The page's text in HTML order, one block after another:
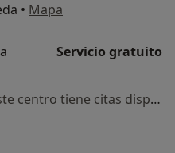
• Mapa
Servicio gratuito
Ningún profesional de este centro tiene citas disponibles